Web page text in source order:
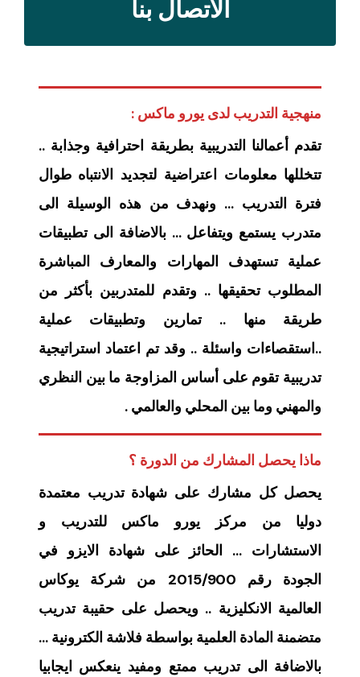
الاتصال بنا
منهجية التدريب لدى يورو ماكس :
تقدم أعمالنا التدريبية بطريقة احترافية وجذابة ..
تتخللها معلومات اعتراضية لتجديد الانتباه طوال
فترة التدريب … ونهدف من هذه الوسيلة الى
متدرب يستمع ويتفاعل … بالاضافة الى تطبيقات
عملية تستهدف المهارات والمعارف المباشرة
المطلوب تحقيقها .. وتقدم للمتدربين بأكثر من
طريقة منها .. تمارين وتطبيقات عملية
..استقصاءات واسئلة .. وقد تم اعتماد استراتيجية
تدريبية تقوم على أساس المزاوجة ما بين النظري
والمهني وما بين المحلي والعالمي .
ماذا يحصل المشارك من الدورة ؟
يحصل كل مشارك على شهادة تدريب معتمدة
دوليا من مركز يورو ماكس للتدريب و
الاستشارات … الحائز على شهادة الايزو في
الجودة رقم 2015/900 من شركة يوكاس
العالمية الانكليزية .. ويحصل على حقيبة تدريب
متضمنة المادة العلمية بواسطة فلاشة الكترونية …
بالاضافة الى تدريب ممتع ومفيد ينعكس ايجابيا